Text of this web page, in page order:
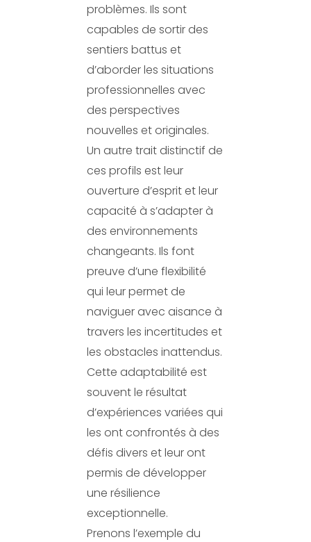
problèmes. Ils sont
capables de sortir des
sentiers battus et
d’aborder les situations
professionnelles avec
des perspectives
nouvelles et originales.
Un autre trait distinctif de
ces profils est leur
ouverture d’esprit et leur
capacité à s’adapter à
des environnements
changeants. Ils font
preuve d’une flexibilité
qui leur permet de
naviguer avec aisance à
travers les incertitudes et
les obstacles inattendus.
Cette adaptabilité est
souvent le résultat
d’expériences variées qui
les ont confrontés à des
défis divers et leur ont
permis de développer
une résilience
exceptionnelle.
Prenons l’exemple du